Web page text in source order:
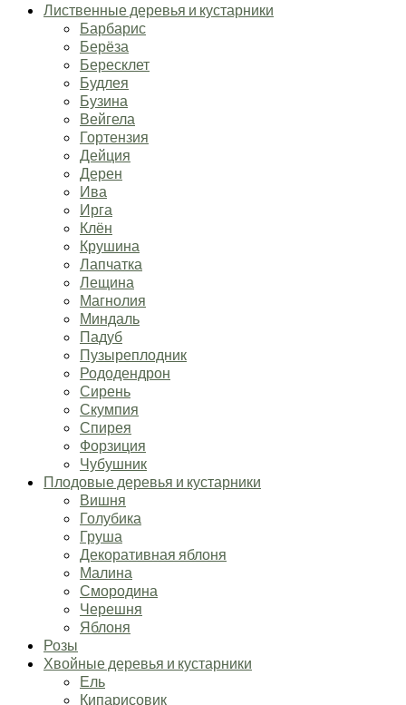
Лиственные деревья и кустарники
Барбарис
Берёза
Бересклет
Будлея
Бузина
Вейгела
Гортензия
Дейция
Дерен
Ива
Ирга
Клён
Крушина
Лапчатка
Лещина
Магнолия
Миндаль
Падуб
Пузыреплодник
Рододендрон
Сирень
Скумпия
Спирея
Форзиция
Чубушник
Плодовые деревья и кустарники
Вишня
Голубика
Груша
Декоративная яблоня
Малина
Смородина
Черешня
Яблоня
Розы
Хвойные деревья и кустарники
Ель
Кипарисовик